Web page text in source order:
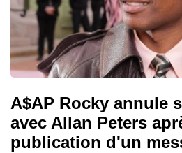
A$AP Rocky annule
avec Allan Peters
publication d'un